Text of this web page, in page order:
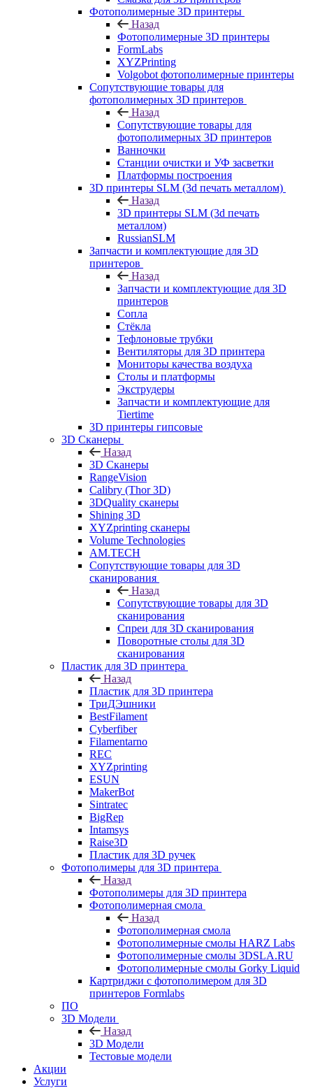
Фотополимерные 3D принтеры
Назад
Фотополимерные 3D принтеры
FormLabs
XYZPrinting
Volgobot фотополимерные принтеры
Сопутствующие товары для
фотополимерных 3D принтеров
Назад
Сопутствующие товары для
фотополимерных 3D принтеров
Ванночки
Станции очистки и УФ засветки
Платформы построения
3D принтеры SLM (3d печать металлом)
Назад
3D принтеры SLM (3d печать
металлом)
RussianSLM
Запчасти и комплектующие для 3D
принтеров
Назад
Запчасти и комплектующие для 3D
принтеров
Сопла
Cтёкла
Тефлоновые трубки
Вентиляторы для 3D принтера
Мониторы качества воздуха
Столы и платформы
Экструдеры
Запчасти и комплектующие для
Tiertime
3D принтеры гипсовые
3D Сканеры
Назад
3D Сканеры
RangeVision
Calibry (Thor 3D)
3DQuality сканеры
Shining 3D
XYZprinting сканеры
Volume Technologies
AM.TECH
Сопутствующие товары для 3D
сканирования
Назад
Сопутствующие товары для 3D
сканирования
Спреи для 3D сканирования
Поворотные столы для 3D
сканирования
Пластик для 3D принтера
Назад
Пластик для 3D принтера
ТриДЭшники
BestFilament
Cyberfiber
Filamentarno
REC
XYZprinting
ESUN
MakerBot
Sintratec
BigRep
Intamsys
Raise3D
Пластик для 3D ручек
Фотополимеры для 3D принтера
Назад
Фотополимеры для 3D принтера
Фотополимерная смола
Назад
Фотополимерная смола
Фотополимерные смолы HARZ Labs
Фотополимерные смолы 3DSLA.RU
Фотополимерные смолы Gorky Liquid
Картриджи с фотополимером для 3D
принтеров Formlabs
ПО
3D Модели
Назад
3D Модели
Тестовые модели
Акции
Услуги